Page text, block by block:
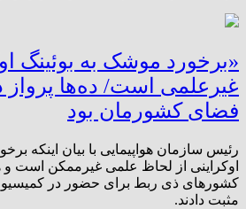
«برخورد موشک به بوئینگ
غیرعلمی است/ ده‌ها
فضای کشورمان بود
رئیس سازمان هواپیمایی با بیان اینکه
اوکراینی از لحاظ علمی غیرممکن است
کشورهای ذی ربط برای حضور در
مثبت دادند.